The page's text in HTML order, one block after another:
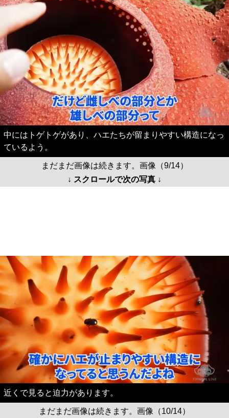
中にはトゲトゲがあり、ハエたちが留まりやすい構造になっ
ているよう。
まだまだ画像は続きます。画像（9/14）
↓ スクロールで次の写真 ↓
近くで見ると迫力があります。
まだまだ画像は続きます。画像（10/14）